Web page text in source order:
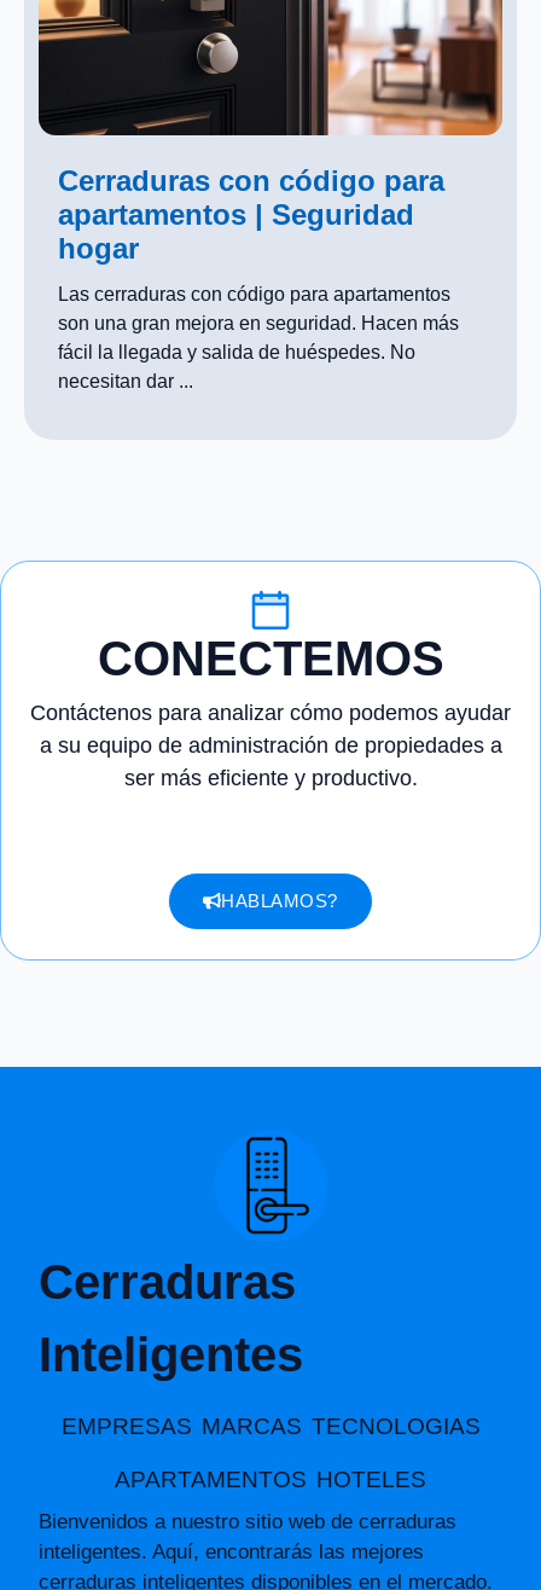
Cerraduras con código para
apartamentos | Seguridad
hogar
Las cerraduras con código para apartamentos
son una gran mejora en seguridad. Hacen más
fácil la llegada y salida de huéspedes. No
necesitan dar ...
CONECTEMOS
Contáctenos para analizar cómo podemos ayudar
a su equipo de administración de propiedades a
ser más eficiente y productivo.
HABLAMOS?
Cerraduras
Inteligentes
EMPRESAS MARCAS TECNOLOGIAS
APARTAMENTOS HOTELES
Bienvenidos a nuestro sitio web de cerraduras
inteligentes. Aquí, encontrarás las mejores
cerraduras inteligentes disponibles en el mercado.